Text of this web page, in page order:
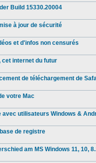
Build 15330.20004
à jour de sécurité
et d'infos non censurés
cet internet du futur
de téléchargement de
votre Mac
avec utilisateurs Windows &
de registre
am MS Windows 11, 10,